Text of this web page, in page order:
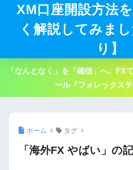
XM口座開設方法
く解説してみま
り】
「なんとなく」を「確信」へ。FX
ール『フォレックステ
ホーム タグ
「海外FX やばい」の